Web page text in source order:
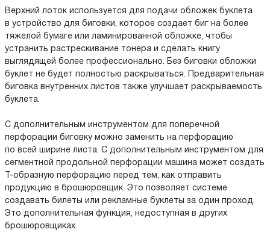
Верхний лоток используется для подачи обложек буклета
в устройство для биговки, которое создает биг на более
тяжелой бумаге или ламинированной обложке, чтобы
устранить растрескивание тонера и сделать книгу
выглядящей более профессионально. Без биговки обложки
буклет не будет полностью раскрываться. Предварительная
биговка внутренних листов также улучшает раскрываемость
буклета.
С дополнительным инструментом для поперечной
перфорации биговку можно заменить на перфорацию
по всей ширине листа. С дополнительным инструментом для
сегментной продольной перфорации машина может создать
Т-образную перфорацию перед тем, как отправить
продукцию в брошюровщик. Это позволяет системе
создавать билеты или рекламные буклеты за один проход.
Это дополнительная функция, недоступная в других
брошюровщиках.